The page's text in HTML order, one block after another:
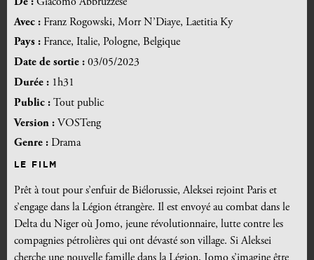
Avec : Franz Rogowski, Morr N’Diaye, Laetitia Ky
Pays : France, Italie, Pologne, Belgique
Date de sortie : 03/05/2023
Durée : 1h31
Public : Tout public
Version : VOSTeng
Genre : Drama
LE FILM
Prêt à tout pour s’enfuir de Biélorussie, Aleksei rejoint Paris et
s’engage dans la Légion étrangère. Il est envoyé au combat dans le
Delta du Niger où Jomo, jeune révolutionnaire, lutte contre les
compagnies pétrolières qui ont dévasté son village. Si Aleksei